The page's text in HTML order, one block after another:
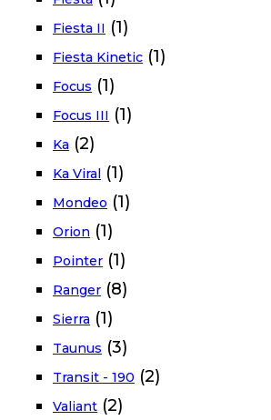
Fiesta II (1)
Fiesta Kinetic (1)
Focus (1)
Focus III (1)
Ka (2)
Ka Viral (1)
Mondeo (1)
Orion (1)
Pointer (1)
Ranger (8)
Sierra (1)
Taunus (3)
Transit - 190 (2)
Valiant (2)